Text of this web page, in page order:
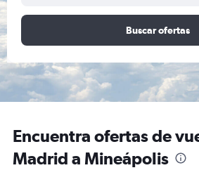
Buscar ofertas
Encuentra ofertas de
Madrid a Mineápolis